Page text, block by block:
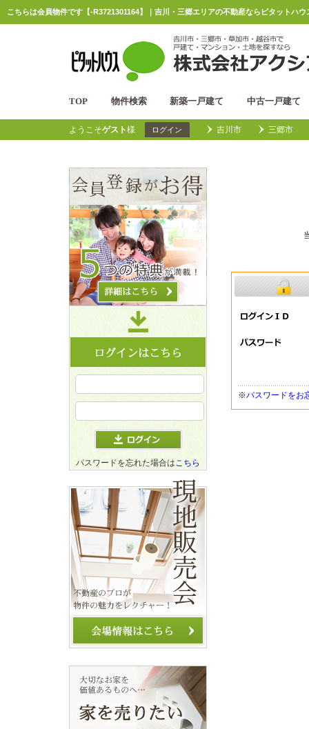
こちらは会員物件です【-R3721301164】｜吉川・三郷エリアの不動産ならピタットハ
TOP 物件検索 新築一戸建て 中古一戸建て
ようこそゲスト様 ログイン 吉川市 三郷市
※パスワードをお
パスワードを忘れた場合はこちら